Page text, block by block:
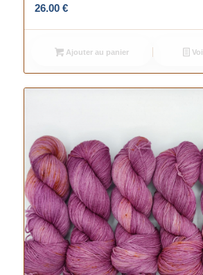
26.00 €
Ajouter au panier